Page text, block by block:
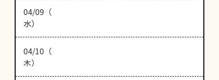
04/09（
水）
04/10（
木）